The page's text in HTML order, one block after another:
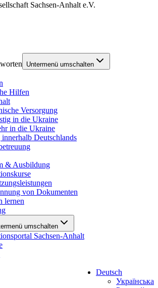
Sachsen-Anhalt e.V.
Untermenü umschalten
Hilfen
Versorgung
in die Ukraine
in die Ukraine
Deutschlands
& Ausbildung
von Dokumenten
lernen
umschalten
Sachsen-Anhalt
Deutsch
Українська